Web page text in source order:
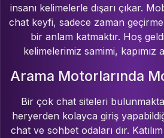
insanı kelimelerle dışarı çıkar.
chat keyfi, sadece zaman
bir anlam katmaktır. Hoş
kelimelerimiz samimi, kapımız
Arama Motorlarında
Bir çok chat siteleri
heryerden kolayca giriş
chat ve sohbet odaları dır.